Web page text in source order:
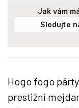
Jak vám
Sledujte
Hogo fogo
prestižní